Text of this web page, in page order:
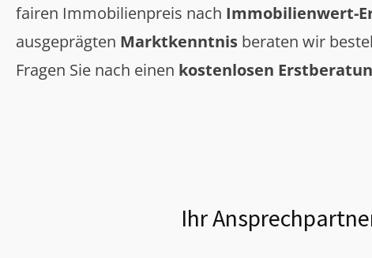
fairen Immobilienpreis nach Immobilienwert-
ausgeprägten Marktkenntnis beraten wir
Fragen Sie nach einen kostenlosen
Ihr